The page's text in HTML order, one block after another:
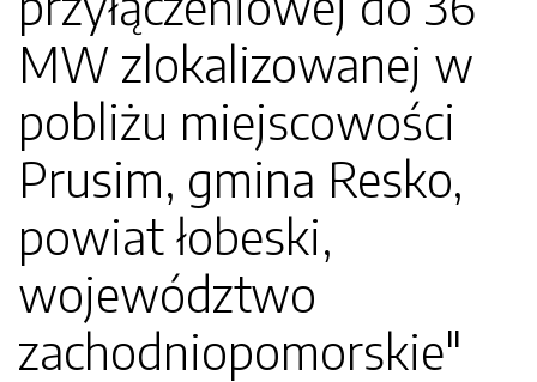
MW zlokalizowanej w
pobliżu miejscowości
Prusim, gmina Resko,
powiat łobeski,
województwo
zachodniopomorskie"